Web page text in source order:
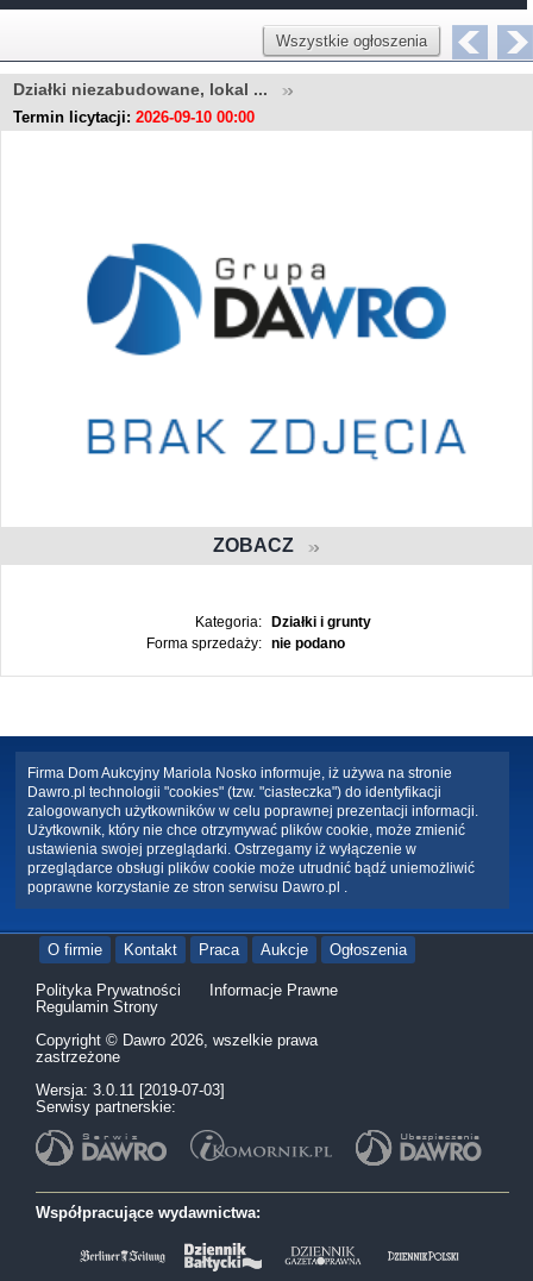
Wszystkie ogłoszenia
Działki niezabudowane, lokal ...
Termin licytacji: 2026-09-10 00:00
ZOBACZ
Kategoria:
Działki i grunty
Forma sprzedaży:
nie podano
Firma Dom Aukcyjny Mariola Nosko informuje, iż używa na stronie
Dawro.pl technologii "cookies" (tzw. "ciasteczka") do identyfikacji
zalogowanych użytkowników w celu poprawnej prezentacji informacji.
Użytkownik, który nie chce otrzymywać plików cookie, może zmienić
ustawienia swojej przeglądarki. Ostrzegamy iż wyłączenie w
przeglądarce obsługi plików cookie może utrudnić bądź uniemożliwić
poprawne korzystanie ze stron serwisu Dawro.pl .
O firmie Kontakt Praca Aukcje Ogłoszenia
Polityka Prywatności
Informacje Prawne
Regulamin Strony
Copyright © Dawro 2026, wszelkie prawa
zastrzeżone
Wersja: 3.0.11 [2019-07-03]
Serwisy partnerskie:
Współpracujące wydawnictwa: